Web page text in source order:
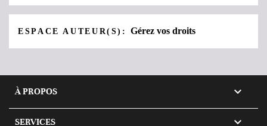
ESPACE AUTEUR(S):Gérez vos droits
À PROPOS 
SERVICES 